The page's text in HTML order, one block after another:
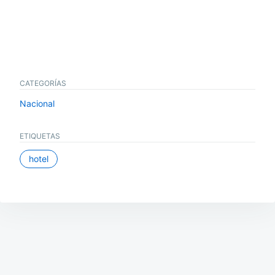
CATEGORÍAS
Nacional
ETIQUETAS
hotel